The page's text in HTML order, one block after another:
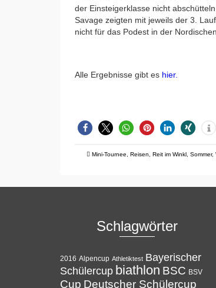
der Einsteigerklasse nicht
Savage zeigten mit jeweils der 3.
nicht für das Podest in der
Alle Ergebnisse gibt es hier.
Mini-Tournee Reisen Reit im Winkl Sommer,
Schlagwörter
2016 Alpencup Athletiktest Bayerischer
Schülercup biathlon BSC BSV
Cup Deutscher Schülercup